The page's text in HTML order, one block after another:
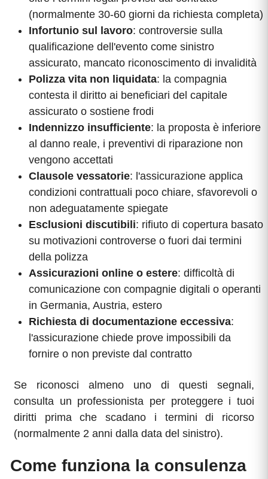
(normalmente 30-60 giorni da richiesta completa)
Infortunio sul lavoro: controversie sulla
qualificazione dell'evento come sinistro
assicurato, mancato riconoscimento di invalidità
Polizza vita non liquidata: la compagnia
contesta il diritto ai beneficiari del capitale
assicurato o sostiene frodi
Indennizzo insufficiente: la proposta è inferiore
al danno reale, i preventivi di riparazione non
vengono accettati
Clausole vessatorie: l'assicurazione applica
condizioni contrattuali poco chiare, sfavorevoli o
non adeguatamente spiegate
Esclusioni discutibili: rifiuto di copertura basato
su motivazioni controverse o fuori dai termini
della polizza
Assicurazioni online o estere: difficoltà di
comunicazione con compagnie digitali o operanti
in Germania, Austria, estero
Richiesta di documentazione eccessiva:
l'assicurazione chiede prove impossibili da
fornire o non previste dal contratto
Se riconosci almeno uno di questi segnali,
consulta un professionista per proteggere i tuoi
diritti prima che scadano i termini di ricorso
(normalmente 2 anni dalla data del sinistro).
Come funziona la consulenza